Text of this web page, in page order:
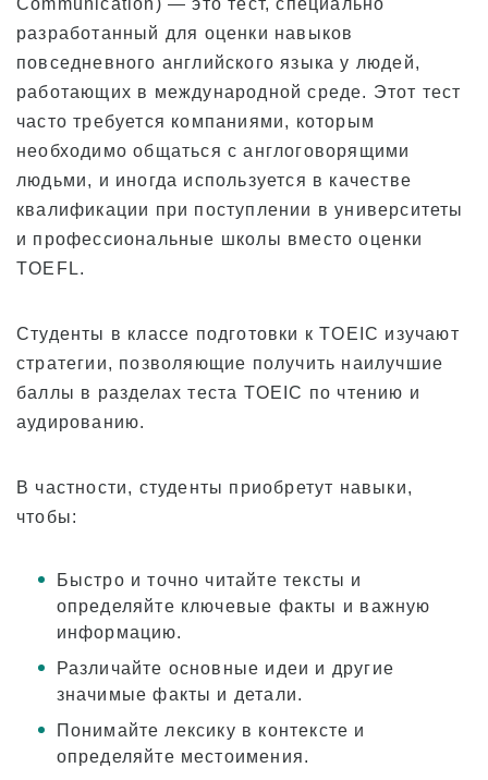
разработанный для оценки навыков
повседневного английского языка у людей,
работающих в международной среде. Этот тест
часто требуется компаниями, которым
необходимо общаться с англоговорящими
людьми, и иногда используется в качестве
квалификации при поступлении в университеты
и профессиональные школы вместо оценки
TOEFL.
Студенты в классе подготовки к TOEIC изучают
стратегии, позволяющие получить наилучшие
баллы в разделах теста TOEIC по чтению и
аудированию.
В частности, студенты приобретут навыки,
чтобы:
Быстро и точно читайте тексты и
определяйте ключевые факты и важную
информацию.
Различайте основные идеи и другие
значимые факты и детали.
Понимайте лексику в контексте и
определяйте местоимения.